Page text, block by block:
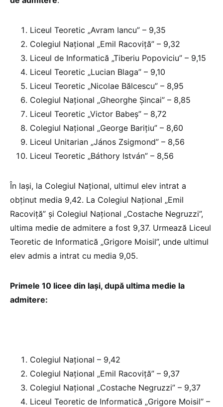
Liceul Teoretic „Avram Iancu” – 9,35
Colegiul Național „Emil Racoviță” – 9,32
Liceul de Informatică „Tiberiu Popoviciu” – 9,15
Liceul Teoretic „Lucian Blaga” – 9,10
Liceul Teoretic „Nicolae Bălcescu” – 8,95
Colegiul Național „Gheorghe Șincai” – 8,85
Liceul Teoretic „Victor Babeș” – 8,72
Colegiul Național „George Barițiu” – 8,60
Liceul Unitarian „János Zsigmond” – 8,56
Liceul Teoretic „Báthory István” – 8,56
În Iași, la Colegiul Național, ultimul elev intrat a
obținut media 9,42. La Colegiul Național „Emil
Racoviță” și Colegiul Național „Costache Negruzzi”,
ultima medie de admitere a fost 9,37. Urmează Liceul
Teoretic de Informatică „Grigore Moisil”, unde ultimul
elev admis a intrat cu media 9,05.
Primele 10 licee din Iași, după ultima medie la
admitere:
Colegiul Național – 9,42
Colegiul Național „Emil Racoviță” – 9,37
Colegiul Național „Costache Negruzzi” – 9,37
Liceul Teoretic de Informatică „Grigore Moisil” –